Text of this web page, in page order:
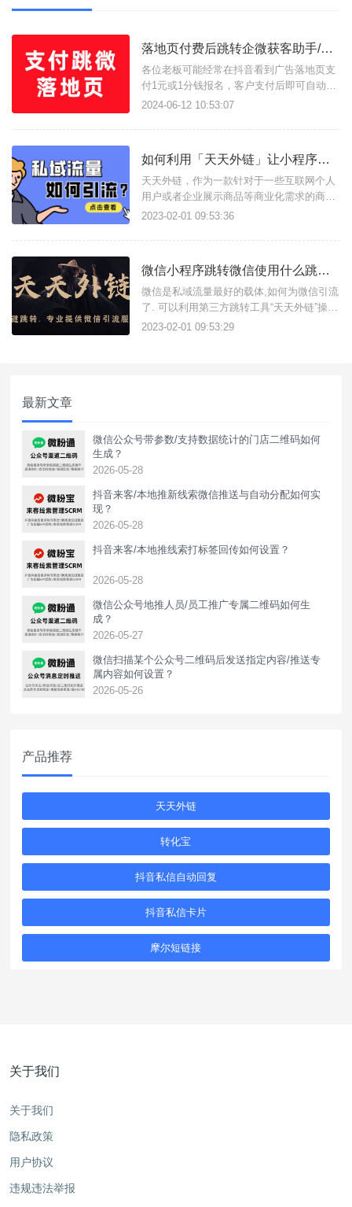
落地页付费后跳转企微获客助手/小程序/客服引流加粉如何实现？
各位老板可能经常在抖音看到广告落地页支
付1元或1分钱报名，客户支付后即可自动拉
起企业微信获客助手，微信小程序展示二维
么他们是如何实现的呢？这样的落地页有什
一、付费后跳转落地页的优势与作用付费落
地页最大的优势在于筛选目标客
2024-06-12 10:53:07
如何利用「天天外链」让小程序跳转app?
天天外链，作为一款针对于一些互联网个人
用户或者企业展示商品等商业化需求的商家
而研发的“推广神器”。付出了相比较同行业
人才，资金与心血，力争在转化率，稳定
2023-02-01 09:53:36
微信小程序跳转微信使用什么跳转工具比较好？
微信是私域流量最好的载体,如何为微信引流
了. 可以利用第三方跳转工具“天天外链”操
作.
2023-02-01 09:53:29
最新文章
微信公众号带参数/支持数据统计的门店二维码如何
生成？
2026-05-28
抖音来客/本地推新线索微信推送与自动分配如何实
现？
2026-05-28
抖音来客/本地推线索打标签回传如何设置？
2026-05-28
‌微信公众号地推人员/员工推广专属二维码如何生
成？
2026-05-27
微信扫描某个公众号二维码后发送指定内容/推送专
属内容如何设置？
2026-05-26
产品推荐
天天外链
转化宝
抖音私信自动回复
抖音私信卡片
摩尔短链接
关于我们
关于我们
隐私政策
用户协议
违规违法举报